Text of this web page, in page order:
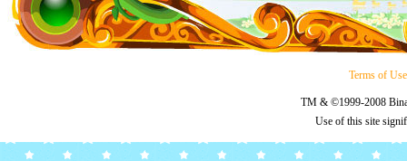
Terms of Use
TM & ©1999-2008
Use of this site